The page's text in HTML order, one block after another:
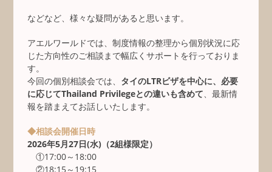
などなど、様々な疑問があると思います。
アエルワールドでは、制度情報の整理から個別状況に応
じた方向性のご相談まで幅広くサポートを行っておりま
す。
今回の個別相談会では、 タイのLTRビザを中心に、必要
に応じてThailand Privilegeとの違いも含めて、最新情
報を踏まえてお話しいたします。
◆相談会開催日時
2026年5月27日(水)（2組様限定）
①17:00～18:00
②18:15～19:15